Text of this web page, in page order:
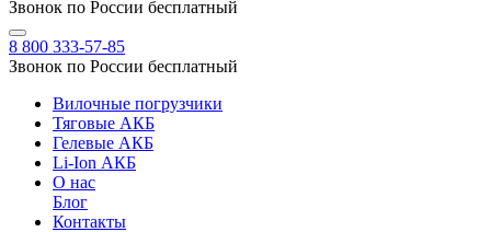
Звонок по России бесплатный
8 800 333-57-85
Звонок по России бесплатный
Вилочные погрузчики
Тяговые АКБ
Гелевые АКБ
Li-Ion АКБ
О нас
Блог
Контакты